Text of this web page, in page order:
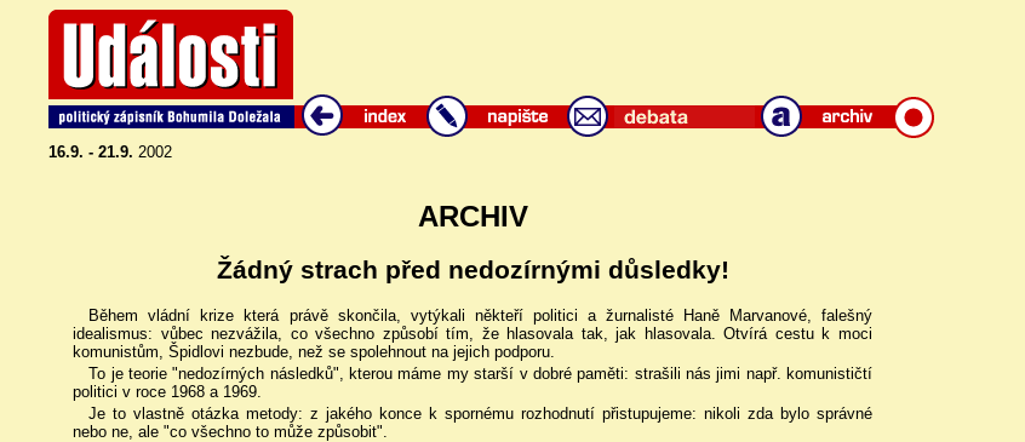
16.9. - 21.9. 2002
ARCHIV
Žádný strach před nedozírnými důsledky!
Během vládní krize která právě skončila, vytýkali někteří politici a žurnalisté Haně Marvanové, falešný
idealismus: vůbec nezvážila, co všechno způsobí tím, že hlasovala tak, jak hlasovala. Otvírá cestu k moci
komunistům, Špidlovi nezbude, než se spolehnout na jejich podporu.
To je teorie "nedozírných následků", kterou máme my starší v dobré paměti: strašili nás jimi např. komunističtí
politici v roce 1968 a 1969.
Je to vlastně otázka metody: z jakého konce k spornému rozhodnutí přistupujeme: nikoli zda bylo správné
nebo ne, ale "co všechno to může způsobit".